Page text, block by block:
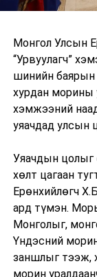
Монгол Улсын
“Урвуулагч”
шинийн баярын
хурдан морины
хэмжээний
уяачдад улсын
Уяачдын
хөлт цагаан
Ерөнхийлөгч
ард түмэн.
Монголыг,
Үндэсний
заншлыг тээж,
морин